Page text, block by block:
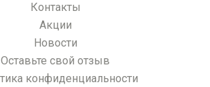
Контакты
Акции
Новости
Оставьте свой отзыв
конфиденциальности